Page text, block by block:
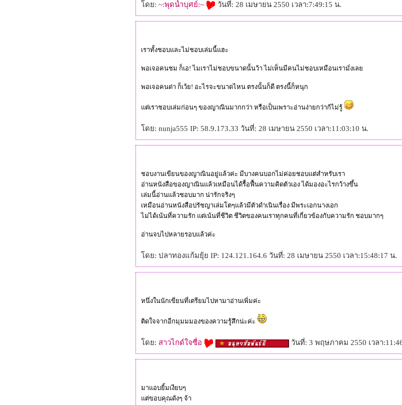
ดย: ~:พุดน้ำบุศย์:~ วันที่: 28 เมษายน 2550 เวลา:7:49:15 น.
เราทั้งชอบและไม่ชอบเล่มนี้แฮะ
พอเจอคนชม ก็เอ! ไมเราไม่ชอบขนาดนั้นว้า ไม่เห็นมีคนไม่ชอบเหมือนเรามั่งเล
พอเจอคนด่า ก็เว้ย! อะไรจะขนาดไหน ตรงนั้นก็ดี ตรงนี้ก็หนุก
ต่เราชอบเล่มก่อนๆ ของญาณินมากกว่า หรือเป็นเพราะอ่านง่ายกว่าก้ไม่รู้
ดย: nunja555 IP: 58.9.173.33 วันที่: 28 เมษายน 2550 เวลา:11:03:10 น.
ชอบงานเขียนของญาณินอยู่แล้วค่ะ มีบางคนบอกไม่ค่อยชอบแต่สำหรับเรา
อ่านหนังสือของญาณินแล้วเหมือนได้รื้อฟื้นความคิดตัวเอง ได้มองอะไรกว้างขึ้น
เล่มนี้อ่านแล้วชอบมาก น่ารักจริงๆ
เหมือนอ่านหนังสือปรัชญาเล่มโตๆแล้วมีตัวดำเนินเรื่อง มีพระเอกนางเอก
ไม่ได้เน้นที่ความรัก แต่เน้นที่ชีวิต ชีวิตของคนเราทุกคนที่เกี่ยวข้องกับความรัก ชอบมากๆ
อ่านจบไปหลายรอบแล้วค่ะ
ดย: ปลาทองแก้มยุ้ย IP: 124.121.164.6 วันที่: 28 เมษายน 2550 เวลา:15:48:17 น.
หนึ่งในนักเขียนที่เตรียมไปหามาอ่านเพิ่มค่ะ
ติดใจจากอีกมุมมมองของความรู้สึกน่ะค่ะ
ดย: สาวไกด์ใจซื่อ วันที่: 3 พฤษภาคม 2550 เวลา
มาแอบยิ้มเงียบๆ
ต่ขอบคุณดังๆ จ้า